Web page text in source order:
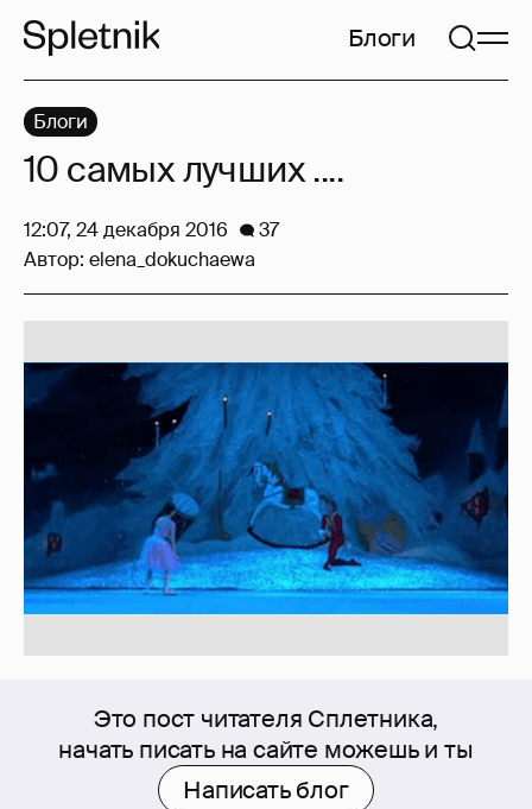
Блоги
Это пост читателя Сплетника,
начать писать на сайте можешь и ты
Написать блог
Блоги
10 самых лучших ....
12:07, 24 декабря 2016
37
Автор: elena_dokuchaewa